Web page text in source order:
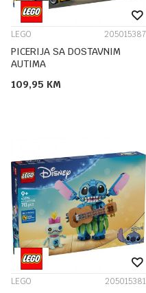
LEGO 205015387
PICERIJA SA DOSTAVNIM
AUTIMA
109,95 KM
LEGO 205015381